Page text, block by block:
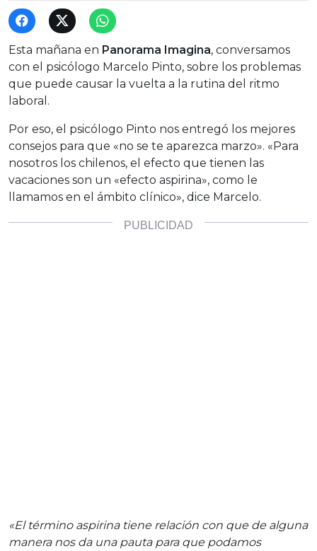
Esta mañana en Panorama Imagina, conversamos
con el psicólogo Marcelo Pinto, sobre los problemas
que puede causar la vuelta a la rutina del ritmo
laboral.
Por eso, el psicólogo Pinto nos entregó los mejores
consejos para que «no se te aparezca marzo». «Para
nosotros los chilenos, el efecto que tienen las
vacaciones son un «efecto aspirina», como le
llamamos en el ámbito clínico», dice Marcelo.
«El término aspirina tiene relación con que de alguna
manera nos da una pauta para que podamos